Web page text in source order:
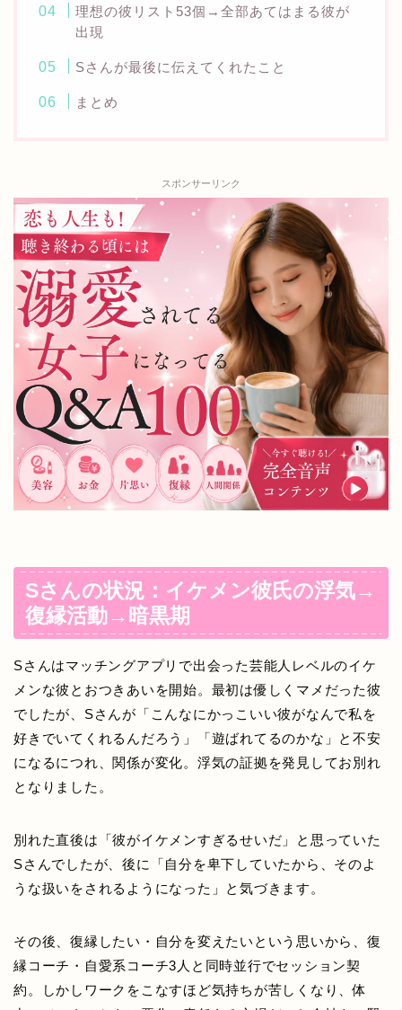
理想の彼リスト53個→全部あてはまる彼が
出現
Sさんが最後に伝えてくれたこと
まとめ
スポンサーリンク
Sさんの状況：イケメン彼氏の浮気→
復縁活動→暗黒期
Sさんはマッチングアプリで出会った芸能人レベルのイケ
メンな彼とおつきあいを開始。最初は優しくマメだった彼
でしたが、Sさんが「こんなにかっこいい彼がなんで私を
好きでいてくれるんだろう」「遊ばれてるのかな」と不安
になるにつれ、関係が変化。浮気の証拠を発見してお別れ
となりました。
別れた直後は「彼がイケメンすぎるせいだ」と思っていた
Sさんでしたが、後に「自分を卑下していたから、そのよ
うな扱いをされるようになった」と気づきます。
その後、復縁したい・自分を変えたいという思いから、復
縁コーチ・自愛系コーチ3人と同時並行でセッション契
約。しかしワークをこなすほど気持ちが苦しくなり、体